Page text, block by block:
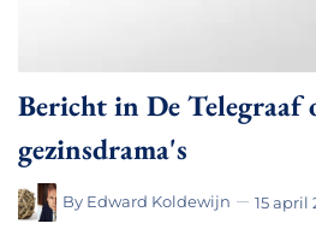
Bericht in De Telegraaf
gezinsdrama's
By Edward Koldewijn 15 april